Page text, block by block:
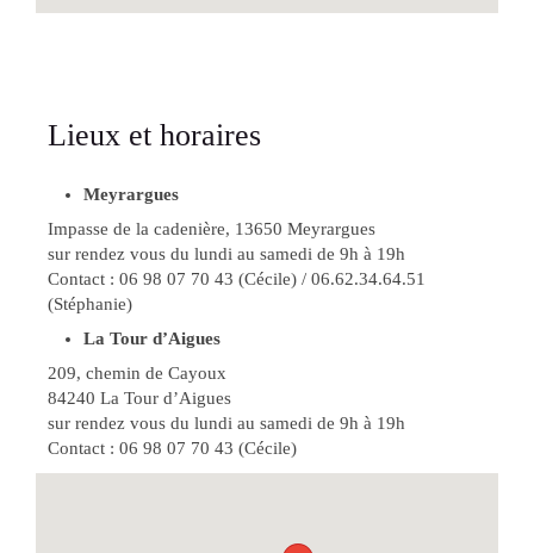
Lieux et horaires
Meyrargues
Impasse de la cadenière, 13650 Meyrargues
sur rendez vous du lundi au samedi de 9h à 19h
Contact : 06 98 07 70 43 (Cécile) / 06.62.34.64.51
(Stéphanie)
La Tour d’Aigues
209, chemin de Cayoux
84240 La Tour d’Aigues
sur rendez vous du lundi au samedi de 9h à 19h
Contact : 06 98 07 70 43 (Cécile)